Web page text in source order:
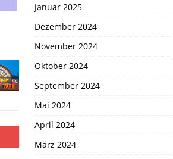
Januar 2025
Dezember 2024
November 2024
Oktober 2024
September 2024
Mai 2024
April 2024
März 2024